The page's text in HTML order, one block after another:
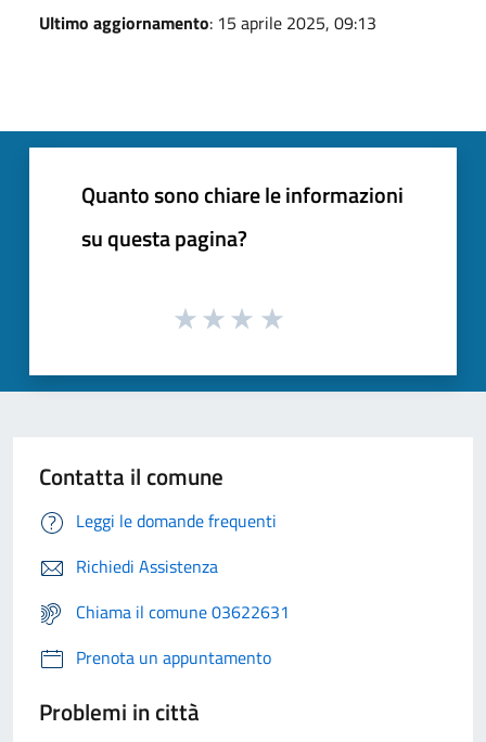
Ultimo aggiornamento: 15 aprile 2025, 09:13
Quanto sono chiare le informazioni
su questa pagina?
Contatta il comune
Leggi le domande frequenti
Richiedi Assistenza
Chiama il comune 03622631
Prenota un appuntamento
Problemi in città